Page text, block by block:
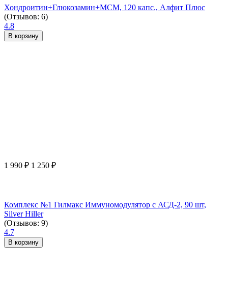
Хондроитин+Глюкозамин+МСМ, 120 капс., Алфит Плюс
(Отзывов: 6)
4.8
В корзину
1 990 ₽ 1 250 ₽
Комплекс №1 Гилмакс Иммуномодулятор с АСД-2, 90 шт,
Silver Hiller
(Отзывов: 9)
4.7
В корзину